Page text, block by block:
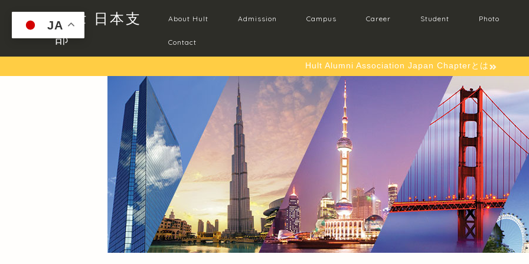
Hult 日本支
部
About Hult Admission Campus Career Student Photo
Contact
Hult Alumni Association Japan Chapterとは
JA